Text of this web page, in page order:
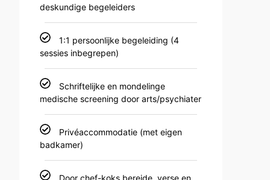
deskundige begeleiders
1:1 persoonlijke begeleiding (4
sessies inbegrepen)
Schriftelijke en mondelinge
medische screening door arts/psychiater
Privéaccommodatie (met eigen
badkamer)